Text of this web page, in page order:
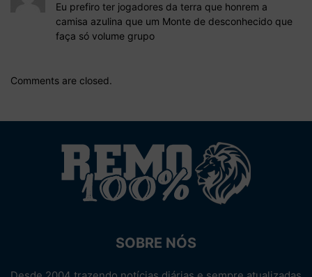
Eu prefiro ter jogadores da terra que honrem a
camisa azulina que um Monte de desconhecido que
faça só volume grupo
Comments are closed.
SOBRE NÓS